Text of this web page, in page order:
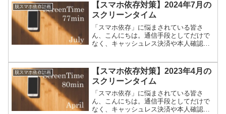
脱スマホ依存計画
【スマホ依存対策】2024年7月の
スクリーンタイム
「スマホ依存」に悩まされている皆さ
ん、こんにちは。通信手段としてだけで
なく、キャッシュレス決済や本人確認の
よね。毎日死ぬほど忙しいのにスマホば
かりいじってしまう私たちが...
脱スマホ依存計画
【スマホ依存対策】2023年4月の
スクリーンタイム
「スマホ依存」に悩まされている皆さ
ん、こんにちは。通信手段としてだけで
なく、キャッシュレス決済や本人確認の